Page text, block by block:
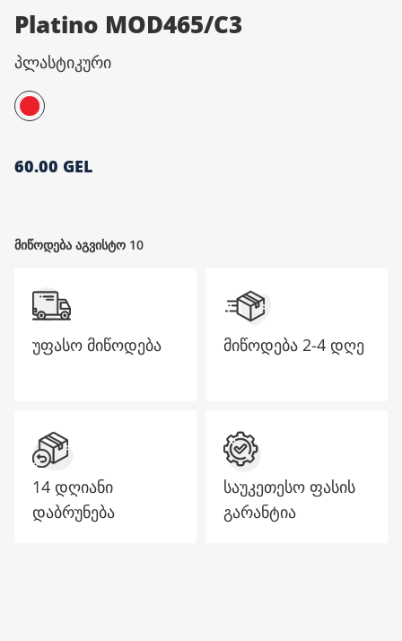
Platino MOD465/C3
პლასტიკური
60.00 GEL
მიწოდება აგვისტო 10
აქსესუარები
მთავარი გვერდი
უფასო მიწოდება
14 დღიანი
დაბრუნება
მიწოდება 2-4 დღე
საუკეთესო ფასის
გარანტია